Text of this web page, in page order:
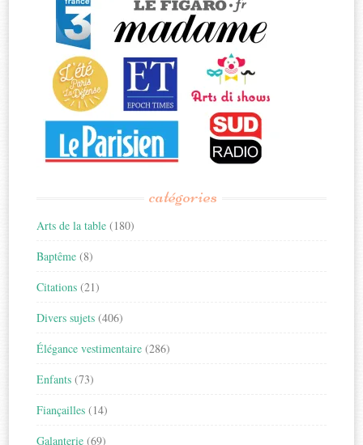
catégories
Arts de la table (180)
Baptême (8)
Citations (21)
Divers sujets (406)
Élégance vestimentaire (286)
Enfants (73)
Fiançailles (14)
Galanterie (69)